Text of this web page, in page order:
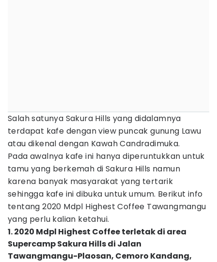
Salah satunya Sakura Hills yang didalamnya
terdapat kafe dengan view puncak gunung Lawu
atau dikenal dengan Kawah Candradimuka.
Pada awalnya kafe ini hanya diperuntukkan untuk
tamu yang berkemah di Sakura Hills namun
karena banyak masyarakat yang tertarik
sehingga kafe ini dibuka untuk umum. Berikut info
tentang 2020 Mdpl Highest Coffee Tawangmangu
yang perlu kalian ketahui.
1. 2020 Mdpl Highest Coffee terletak di area
Supercamp Sakura Hills di Jalan
Tawangmangu-Plaosan, Cemoro Kandang,